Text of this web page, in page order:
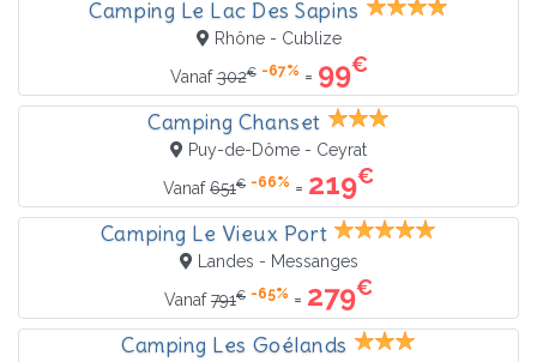
Camping Le Lac Des Sapins
Rhône - Cublize
Vanaf302€ -67% = 99€
Camping Chanset
Puy-de-Dôme - Ceyrat
Vanaf651€ -66% = 219€
Camping Le Vieux Port
Landes - Messanges
Vanaf791€ -65% = 279€
Camping Les Goélands